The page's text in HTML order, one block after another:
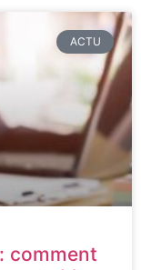
ACTU
comment